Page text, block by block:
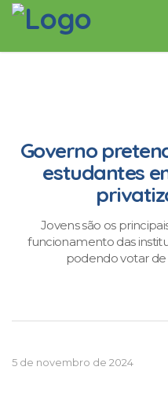
Governo
estudantes
Jovens são os
funcionamento das
podendo votar
5 de novembro de 2024